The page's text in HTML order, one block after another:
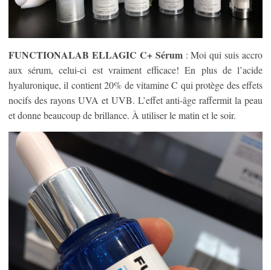
FUNCTIONALAB ELLAGIC C+ Sérum: Moi qui suis accro
aux sérum, celui-ci est vraiment efficace! En plus de l’acide
hyaluronique, il contient 20% de vitamine C qui protège des effets
nocifs des rayons UVA et UVB. L’effet anti-âge raffermit la peau
et donne beaucoup de brillance. À utiliser le matin et le soir.